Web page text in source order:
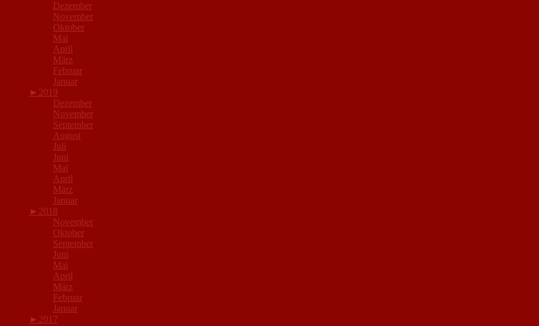
Dezember
November
Oktober
Mai
April
März
Februar
Januar
► 2019
Dezember
November
September
August
Juli
Juni
Mai
April
März
Januar
► 2018
November
Oktober
September
Juni
Mai
April
März
Februar
Januar
► 2017